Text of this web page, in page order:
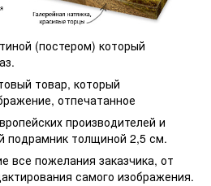
(постером) который
товар, который
отпечатанное
производителей и
подрамник толщиной 2,5 см.
все пожелания заказчика, от
самого изображения.